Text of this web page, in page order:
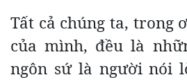
Tất cả chúng ta, trong
của mình, đều là
ngôn sứ là người nói